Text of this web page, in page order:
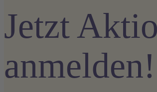
Jetzt
anmelden!